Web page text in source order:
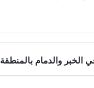
والدمام